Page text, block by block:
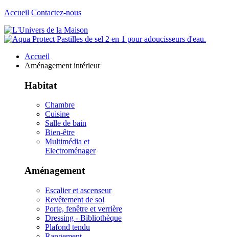
Accueil Contactez-nous
Accueil
Aménagement intérieur
Habitat
Chambre
Cuisine
Salle de bain
Bien-être
Multimédia et
Electroménager
Aménagement
Escalier et ascenseur
Revêtement de sol
Porte, fenêtre et verrière
Dressing - Bibliothèque
Plafond tendu